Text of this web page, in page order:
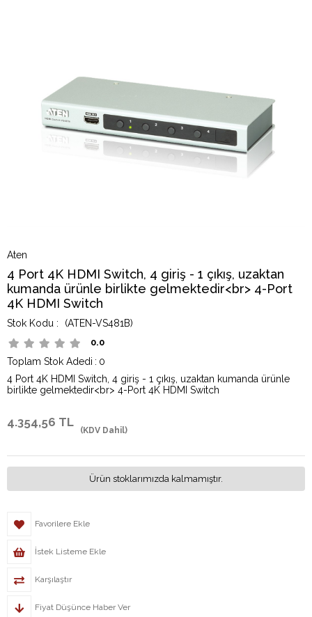
Aten
4 Port 4K HDMI Switch, 4 giriş - 1 çıkış, uzaktan
kumanda ürünle birlikte gelmektedir<br> 4-Port
4K HDMI Switch
(ATEN-VS481B)
0.0
Toplam Stok Adedi : 0
4 Port 4K HDMI Switch, 4 giriş - 1 çıkış, uzaktan kumanda ürünle
birlikte gelmektedir<br> 4-Port 4K HDMI Switch
4.354,56 TL
(KDV Dahil)
Ürün stoklarımızda kalmamıştır.
Favorilere Ekle
İstek Listeme Ekle
Karşılaştır
Fiyat Düşünce Haber Ver